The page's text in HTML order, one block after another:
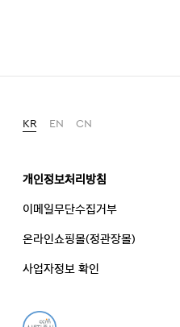
KR EN CN
개인정보처리방침
이메일무단수집거부
온라인쇼핑몰(정관장몰)
사업자정보 확인